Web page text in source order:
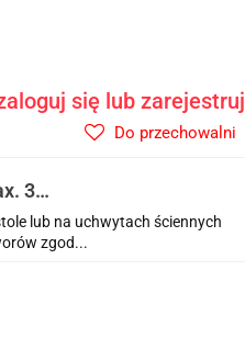
się lub zarejestruj
Do przechowalni
30",
lub na uchwytach ściennych
zgod...